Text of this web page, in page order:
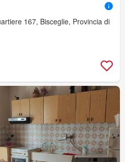
167, Bisceglie, Provincia di